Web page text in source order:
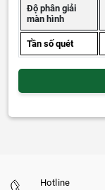
Độ phân giải
màn hình
Tần số quét
Hotline